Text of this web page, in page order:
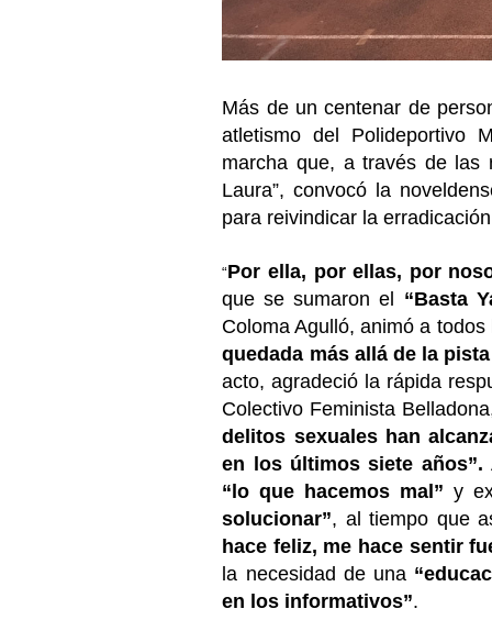
Más de un centenar de
atletismo del Polideportivo
marcha que, a través de las
Laura”, convocó la
para reivindicar la
“Por ella, por ellas, por
que se sumaron el “Basta
Coloma Agulló, animó a
quedada más allá de la
acto, agradeció la rápida
Colectivo Feminista
delitos sexuales han
en los últimos siete años”.
“lo que hacemos mal” y
solucionar”, al tiempo que
hace feliz, me hace sentir
la necesidad de una
en los informativos”.